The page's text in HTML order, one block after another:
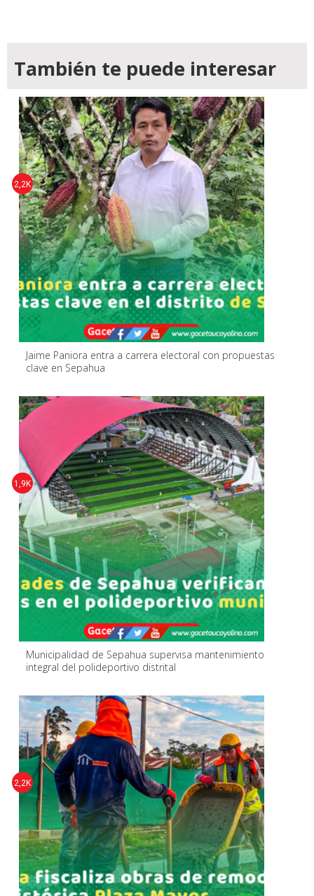
También te puede interesar
Jaime Paniora entra a carrera electoral con propuestas
clave en Sepahua
2,2K
Municipalidad de Sepahua supervisa mantenimiento
integral del polideportivo distrital
1,9K
2,2K